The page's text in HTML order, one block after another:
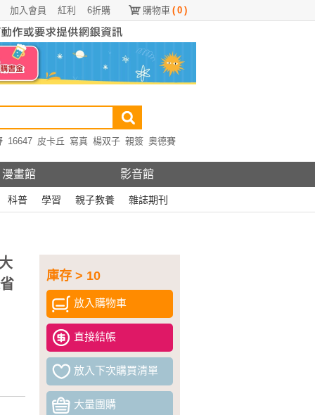
購物車 ( 0 )
6折購
紅利
加入會員
16647 皮卡丘 寫真 楊双子 親簽 奧德賽
漫畫館 影音館
科普 學習 親子教養 雜誌期刊
庫存 > 10
放入購物車
直接結帳
放入下次購買清單
大量團購